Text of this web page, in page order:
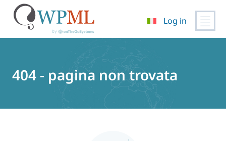
Log in
404 - pagina non trovata